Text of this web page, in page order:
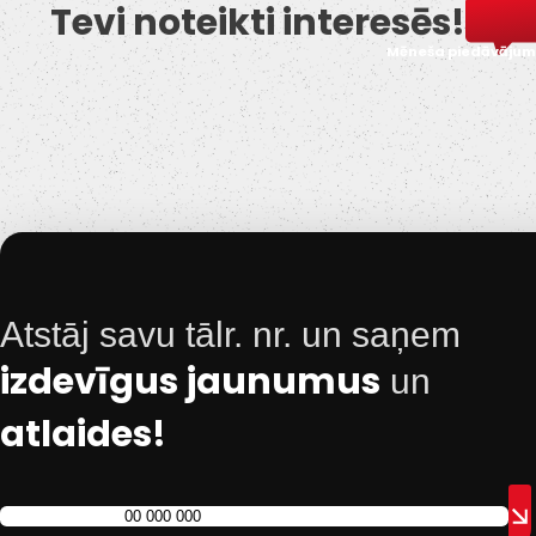
Tevi noteikti interesēs!
Mēneša piedāvājums
Atstāj savu tālr. nr. un saņem
izdevīgus jaunumus un
atlaides!